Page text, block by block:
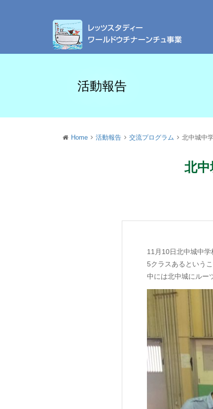
活動報告
Home 活動報告 交流プログラム 北中城中
北
11月10日北中城中
5クラスあるという
中には北中城にルー